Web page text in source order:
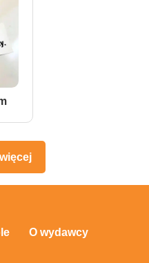
O wydawcy